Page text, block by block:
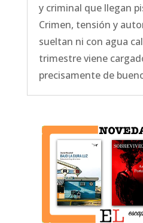
y criminal que llegan
Crimen, tensión y
sueltan ni con agua
trimestre viene
precisamente de